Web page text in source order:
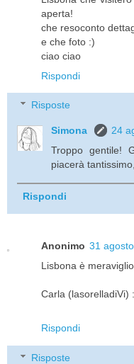
aperta!
che resoconto
e che foto :)
ciao ciao
Rispondi
Risposte
Simona
24
Troppo gentile!
piacerà
Rispondi
Anonimo 31
Lisbona è
Carla (lasorelladiVi)
Rispondi
Risposte